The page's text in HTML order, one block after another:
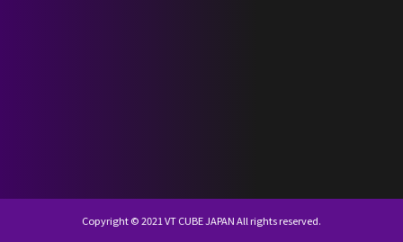
Copyright © 2021 VT CUBE JAPAN All rights reserved.
KR JP